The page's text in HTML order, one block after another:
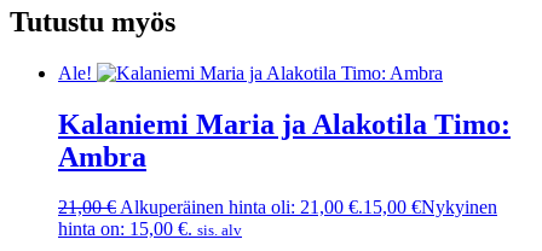
Tutustu myös
Ale!
Kalaniemi Maria ja Alakotila Timo:
Ambra
21,00€Alkuperäinen hinta oli: 21,00 €.15,00 €Nykyinen
hinta on: 15,00 €. sis. alv